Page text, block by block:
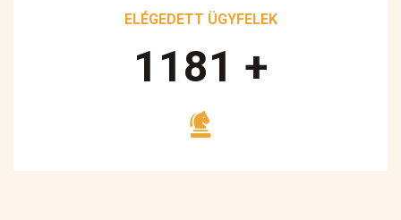
ELÉGEDETT ÜGYFELEK
1700 +